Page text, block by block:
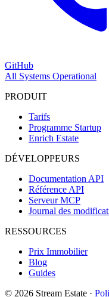
GitHub
All Systems Operational
PRODUIT
Tarifs
Programme Startup
Enrich Estate
DÉVELOPPEURS
Documentation API
Référence API
Serveur MCP
Journal des
RESSOURCES
Prix Immobilier
Blog
Guides
© 2026 Stream Estate ·